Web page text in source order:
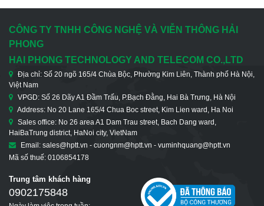
CÔNG TY TNHH CÔNG NGHỆ VÀ VIỄN THÔNG HẢI
PHONG
HAI PHONG TECHNOLOGY AND TELECOM CO.,LTD
Địa chỉ: Số 20 ngõ 165/4 Chùa Bộc, Phường Kim Liên, Thành phố Hà Nội,
Việt Nam
VPGD: Số 26 Dãy A1 Đầm Trấu, P.Bạch Đằng, Hai Bà Trưng, Hà Nội
Address: No 20 Lane 165/4 Chua Boc street, Kim Lien ward, Ha Noi
Sales office: No 26 area A1 Dam Trau street, Bach Dang ward,
HaiBaTrung district, HaNoi city, VietNam
Email: sales@hptt.vn - cuongnm@hptt.vn - vuminhquang@hptt.vn
Mã số thuế: 0106854178
Trung tâm khách hàng
0902175848